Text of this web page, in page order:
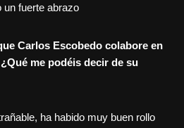
un fuerte abrazo
Carlos Escobedo colabore en
me podéis decir de su
ha habido muy buen rollo